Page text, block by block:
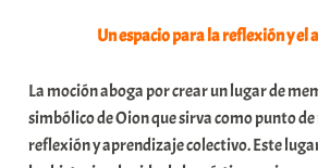
u
i
t
a
Un espacio para la reflexión y el
La moción aboga por crear un lugar de
simbólico de Oion que sirva como punto
reflexión y aprendizaje colectivo. Este